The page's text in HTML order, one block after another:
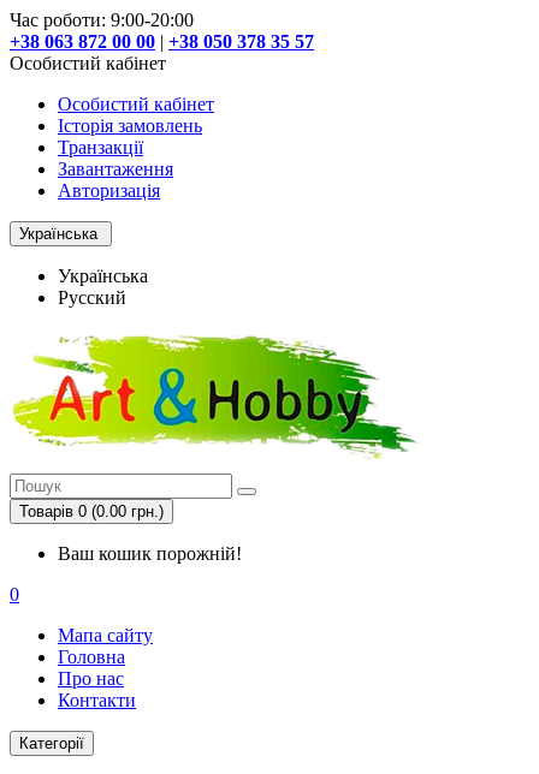
Час роботи: 9:00-20:00
+38 063 872 00 00 | +38 050 378 35 57
Особистий кабінет
Особистий кабінет
Історія замовлень
Транзакції
Завантаження
Авторизація
Українська
Українська
Русский
Товарів 0 (0.00 грн.)
Ваш кошик порожній!
0
Мапа сайту
Головна
Про нас
Контакти
Категорії